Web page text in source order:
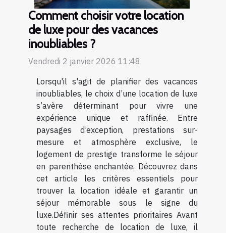
Comment choisir votre location
de luxe pour des vacances
inoubliables ?
Vendredi 2 janvier 2026 11:48
Lorsqu'il s'agit de planifier des vacances
inoubliables, le choix d’une location de luxe
s’avère déterminant pour vivre une
expérience unique et raffinée. Entre
paysages d’exception, prestations sur-
mesure et atmosphère exclusive, le
logement de prestige transforme le séjour
en parenthèse enchantée. Découvrez dans
cet article les critères essentiels pour
trouver la location idéale et garantir un
séjour mémorable sous le signe du
luxe.Définir ses attentes prioritaires Avant
toute recherche de location de luxe, il